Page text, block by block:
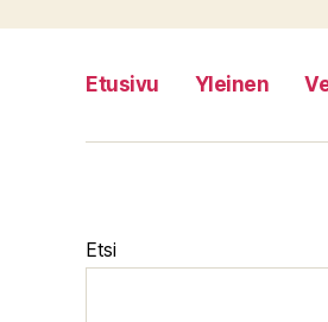
Etusivu Yleinen
Etsi